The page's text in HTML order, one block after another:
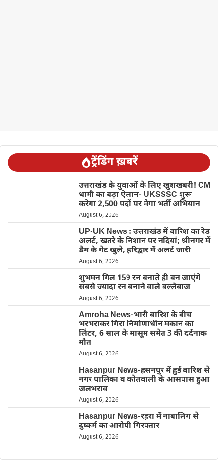
ट्रेंडिंग ख़बरें
उत्तराखंड के युवाओं के लिए खुशखबरी! CM
धामी का बड़ा ऐलान- UKSSSC शुरू
करेगा 2,500 पदों पर मेगा भर्ती अभियान
August 6, 2026
UP-UK News : उत्तराखंड में बारिश का रेड
अलर्ट, खतरे के निशान पर नदियां; श्रीनगर में
डैम के गेट खुले, हरिद्वार में अलर्ट जारी
August 6, 2026
शुभमन गिल 159 रन बनाते ही बन जाएंगे
सबसे ज्यादा रन बनाने वाले बल्लेबाज
August 6, 2026
Amroha News-भारी बारिश के बीच
भरभराकर गिरा निर्माणाधीन मकान का
लिंटर, 6 साल के मासूम समेत 3 की दर्दनाक
मौत
August 6, 2026
Hasanpur News-हसनपुर में हुई बारिश से
नगर पालिका व कोतवाली के आसपास हुआ
जलभराव
August 6, 2026
Hasanpur News-रहरा में नाबालिग से
दुष्कर्म का आरोपी गिरफ्तार
August 6, 2026